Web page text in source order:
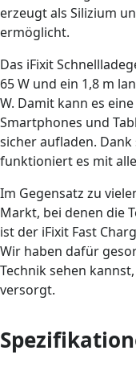
erzeugt als Silizium
ermöglicht.
Das iFixit
65 W und ein 1,8 m
W. Damit kann es
Smartphones und
sicher aufladen.
funktioniert es mit
Im Gegensatz zu
Markt, bei denen die
ist der iFixit Fast
Wir haben dafür
Technik sehen
versorgt.